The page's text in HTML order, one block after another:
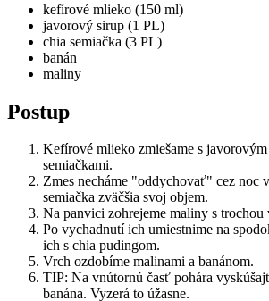
kefírové mlieko (150 ml)
javorový sirup (1 PL)
chia semiačka (3 PL)
banán
maliny
Postup
Kefírové mlieko zmiešame s
semiačkami.
Zmes necháme "oddychovať" cez noc
semiačka zväčšia svoj objem.
Na panvici zohrejeme maliny s trochou
Po vychadnutí ich umiestnime na
ich s chia pudingom.
Vrch ozdobíme malinami a banánom.
TIP: Na vnútornú časť pohára
banána. Vyzerá to úžasne.